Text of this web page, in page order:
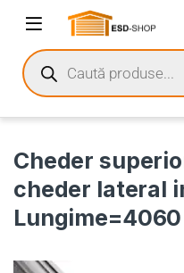
Cheder
cheder lateral